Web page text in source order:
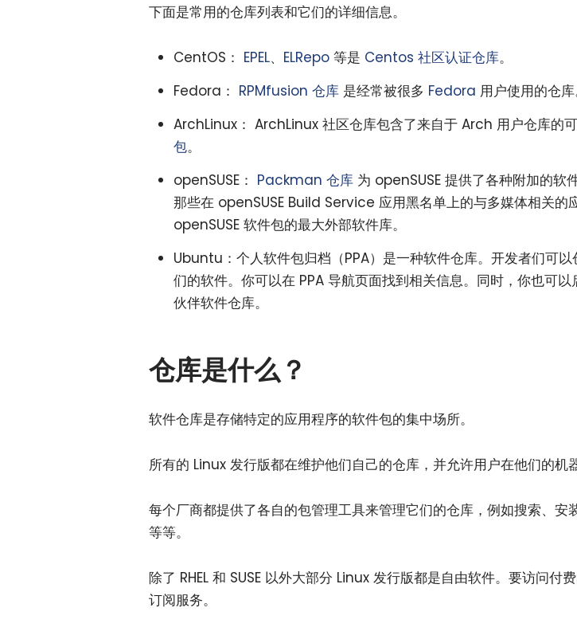
下面是常用的仓库列表和它们的详细信息。
CentOS： EPEL、 ELRepo等是 Centos 社区认证仓库。
Fedora： RPMfusion 仓库是经常被很多 Fedora 用户使用的仓库
ArchLinux： ArchLinux 社区仓库包含了来自于 Arch 用户仓库的
包。
openSUSE： Packman 仓库为 openSUSE 提供了各种附加的软
那些在 openSUSE Build Service 应用黑名单上的与多媒体相关的
openSUSE 软件包的最大外部软件库。
Ubuntu：个人软件包归档（PPA）是一种软件仓库。开发者们可
们的软件。你可以在 PPA 导航页面找到相关信息。同时，你也可
伙伴软件仓库。
仓库是什么？
软件仓库是存储特定的应用程序的软件包的集中场所。
所有的 Linux 发行版都在维护他们自己的仓库，并允许用户在他们的机
每个厂商都提供了各自的包管理工具来管理它们的仓库，例如搜索、安
等等。
除了 RHEL 和 SUSE 以外大部分 Linux 发行版都是自由软件。要访问付
订阅服务。